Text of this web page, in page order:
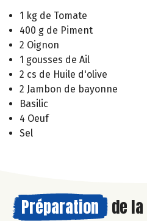
1 kg de Tomate
400 g de Piment
2 Oignon
1 gousses de Ail
2 cs de Huile d'olive
2 Jambon de bayonne
Basilic
4 Oeuf
Sel
Préparation de la